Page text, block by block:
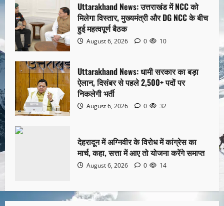
Uttarakhand News: उत्तराखंड में NCC को
मिलेगा विस्तार, मुख्यमंत्री और DG NCC के बीच
हुई महत्वपूर्ण बैठक
August 6, 2026 0 10
Uttarakhand News: धामी सरकार का बड़ा
ऐलान, दिसंबर से पहले 2,500+ पदों पर
निकलेगी भर्ती
August 6, 2026 0 32
देहरादून में अग्निवीर के विरोध में कांग्रेस का
मार्च, कहा, सत्ता में आए तो योजना करेंगे समाप्त
August 6, 2026 0 14